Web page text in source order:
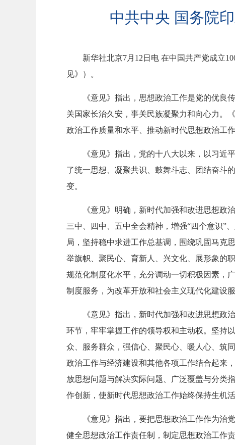
中共中央 国务院
新华社北京7月12日电 在中国共产党成立
见》）。
《意见》指出，思想政治工作是党的优
关国家长治久安，事关民族凝聚力和向心力。
政治工作质量和水平、推动新时代思想政治工
《意见》指出，党的十八大以来，以习
了统一思想、凝聚共识、鼓舞斗志、团结奋斗
变。
《意见》明确，新时代加强和改进思想政
三中、四中、五中全会精神，增强“四个意识”
局，坚持稳中求进工作总基调，围绕巩固马克
举旗帜、聚民心、育新人、兴文化、展形象的
规范化制度化水平，充分调动一切积极因素，
制度服务，为改革开放和社会主义现代化建设服
《意见》指出，新时代加强和改进思想
环节，牢牢掌握工作的领导权和主动权。坚持
众、服务群众，强信心、聚民心、暖人心、筑
政治工作与经济建设和其他各项工作结合起来
放思想问题与解决实际问题、广泛覆盖与分类
作创新，使新时代思想政治工作始终保持生机活
《意见》指出，要把思想政治工作作为
健全思想政治工作责任制，制定思想政治工作